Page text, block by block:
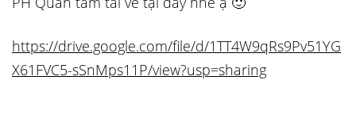
https://drive.google.com/file/d/1TT4W9qRs9Pv51YG
X61FVC5-sSnMps11P/view?usp=sharing